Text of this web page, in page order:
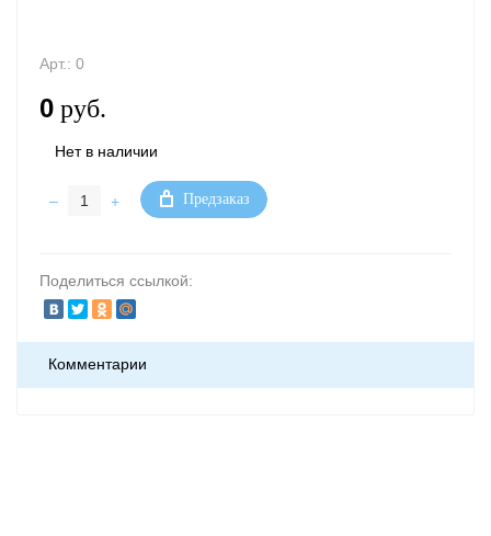
Арт.: 0
0 руб.
Нет в наличии
– + Предзаказ
Поделиться ссылкой:
Комментарии